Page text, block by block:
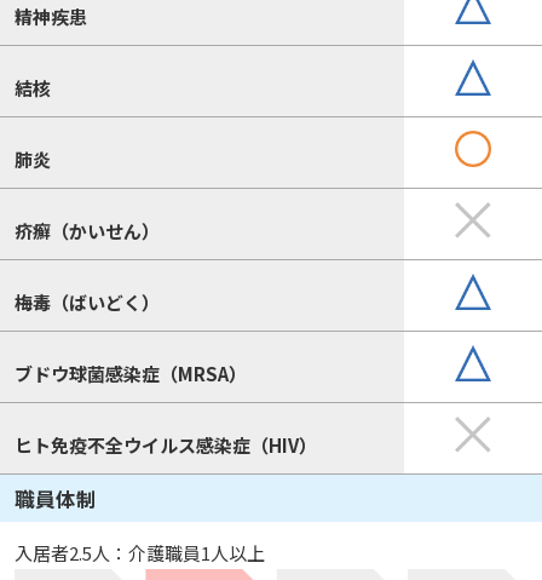
精神疾患
結核
肺炎
疥癬（かいせん）
梅毒（ばいどく）
ブドウ球菌感染症（MRSA）
ヒト免疫不全ウイルス感染症（HIV）
職員体制
入居者2.5人：介護職員1人以上